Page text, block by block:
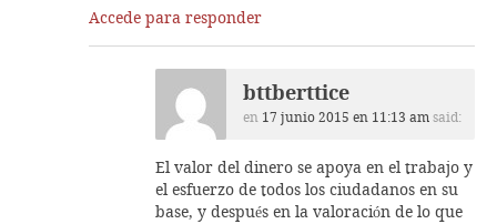
Accede para responder
bttberttice
en 17 junio 2015 en 11:13 am said:
El valor del dinero se apoya en el trabajo y
el esfuerzo de todos los ciudadanos en su
base, y después en la valoración de lo que